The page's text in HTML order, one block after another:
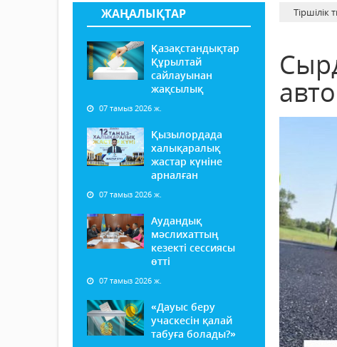
ЖАҢАЛЫҚТАР
Қазақстандықтар
Құрылтай
сайлауынан
жақсылық
07 тамыз 2026 ж.
Қызылордада
халықаралық
жастар күніне
арналған
07 тамыз 2026 ж.
Аудандық
мәслихаттың
кезекті сессиясы
өтті
07 тамыз 2026 ж.
«Дауыс беру
учаскесін қалай
табуға болады?»
Тіршілік